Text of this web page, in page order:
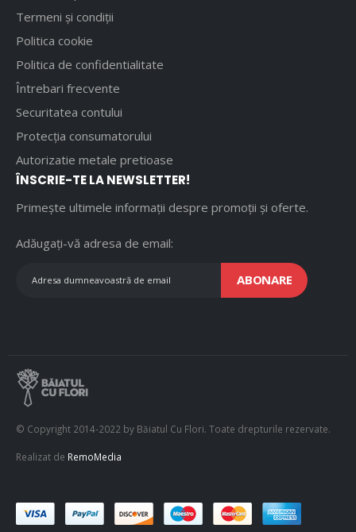
Termeni și condiții
Politica cookie
Politica de confidentialitate
Întrebari frecvente
Securitatea contului
Protecția consumatorului
Autorizatie metale pretioase
ÎNSCRIE-TE LA NEWSLETTER!
Primește ultimele informații despre promoții și oferte.
Adăugați-vă adresa de email:
ABONARE
© Copyright 2014-2022 by Băiatul Cu Flori. Toate drepturile rezervate.
Realizat de RemoMedia